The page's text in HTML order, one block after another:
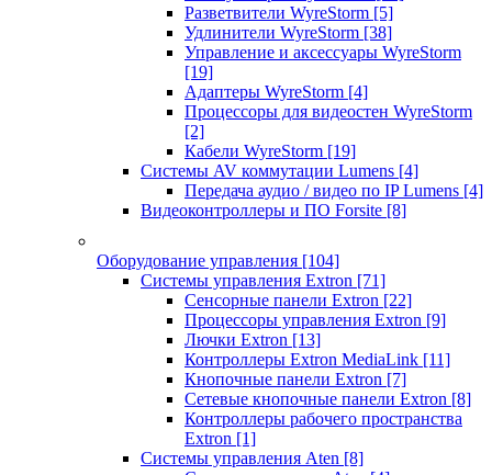
Разветвители WyreStorm [5]
Удлинители WyreStorm [38]
Управление и аксессуары WyreStorm
[19]
Адаптеры WyreStorm [4]
Процессоры для видеостен WyreStorm
[2]
Кабели WyreStorm [19]
Системы AV коммутации Lumens [4]
Передача аудио / видео по IP Lumens [4]
Видеоконтроллеры и ПО Forsite [8]
Оборудование управления [104]
Системы управления Extron [71]
Сенсорные панели Extron [22]
Процессоры управления Extron [9]
Лючки Extron [13]
Контроллеры Extron MediaLink [11]
Кнопочные панели Extron [7]
Сетевые кнопочные панели Extron [8]
Контроллеры рабочего пространства
Extron [1]
Системы управления Aten [8]